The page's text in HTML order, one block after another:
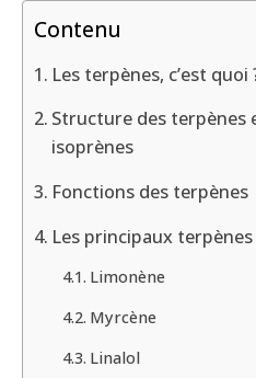
Contenu
Les terpènes, c’est quoi
Structure des terpènes
isoprènes
Fonctions des terpènes
Les principaux terpènes
Limonène
Myrcène
Linalol